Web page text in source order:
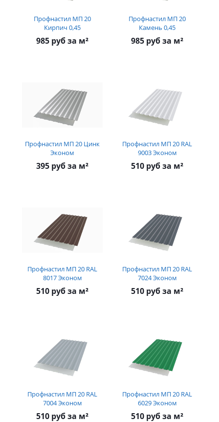
Профнастил МП 20
Кирпич 0,45
985 руб за м²
Профнастил МП 20
Камень 0,45
985 руб за м²
Профнастил МП 20 Цинк
Эконом
395 руб за м²
Профнастил МП 20 RAL
9003 Эконом
510 руб за м²
Профнастил МП 20 RAL
8017 Эконом
510 руб за м²
Профнастил МП 20 RAL
7024 Эконом
510 руб за м²
Профнастил МП 20 RAL
7004 Эконом
510 руб за м²
Профнастил МП 20 RAL
6029 Эконом
510 руб за м²